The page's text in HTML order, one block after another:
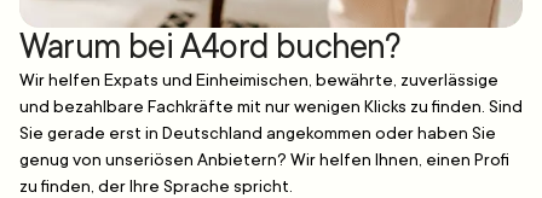
Warum bei A4ord buchen?
Wir helfen Expats und Einheimischen, bewährte, zuverlässige
und bezahlbare Fachkräfte mit nur wenigen Klicks zu finden. Sind
Sie gerade erst in Deutschland angekommen oder haben Sie
genug von unseriösen Anbietern? Wir helfen Ihnen, einen Profi
zu finden, der Ihre Sprache spricht.